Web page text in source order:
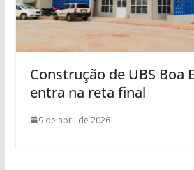
Construção de UBS Boa
entra na reta final
9 de abril de 2026